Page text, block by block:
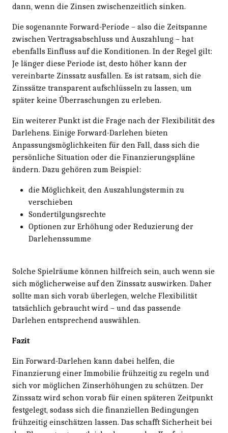
dann, wenn die Zinsen zwischenzeitlich sinken.
Die sogenannte Forward-Periode – also die Zeitspanne
zwischen Vertragsabschluss und Auszahlung – hat
ebenfalls Einfluss auf die Konditionen. In der Regel gilt:
Je länger diese Periode ist, desto höher kann der
vereinbarte Zinssatz ausfallen. Es ist ratsam, sich die
Zinssätze transparent aufschlüsseln zu lassen, um
später keine Überraschungen zu erleben.
Ein weiterer Punkt ist die Frage nach der Flexibilität des
Darlehens. Einige Forward-Darlehen bieten
Anpassungsmöglichkeiten für den Fall, dass sich die
persönliche Situation oder die Finanzierungspläne
ändern. Dazu gehören zum Beispiel:
die Möglichkeit, den Auszahlungstermin zu
verschieben
Sondertilgungsrechte
Optionen zur Erhöhung oder Reduzierung der
Darlehenssumme
Solche Spielräume können hilfreich sein, auch wenn sie
sich möglicherweise auf den Zinssatz auswirken. Daher
sollte man sich vorab überlegen, welche Flexibilität
tatsächlich gebraucht wird – und das passende
Darlehen entsprechend auswählen.
Fazit
Ein Forward-Darlehen kann dabei helfen, die
Finanzierung einer Immobilie frühzeitig zu regeln und
sich vor möglichen Zinserhöhungen zu schützen. Der
Zinssatz wird schon vorab für einen späteren Zeitpunkt
festgelegt, sodass sich die finanziellen Bedingungen
frühzeitig einschätzen lassen. Das schafft Sicherheit bei